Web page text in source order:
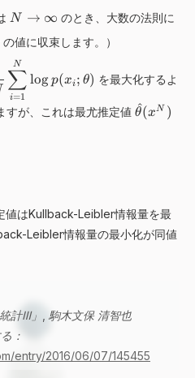
N
)
l
y
s
t
y
l
e
_
0
l
o
g
p
N
ri
g
h
t
a
i
n
ft
N → ∞ のとき、大数の法則に
の値に収束します。）
i=1
∑
N
log p(xi; θ) を最大化するよ
すが、これは最尤推定値 \
t
h
e
N
θ
^(xN )
値はKullback-Leibler情報量を最
Leibler情報量の最小化が同値
計Ⅲ」, 駒木文保 清智也
：
entry/2016/06/07/145455